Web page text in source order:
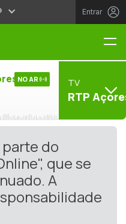
Entrar
NO AR TV
RTP
do
que se
A